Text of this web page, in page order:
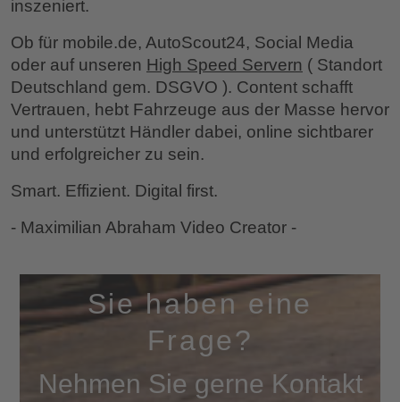
inszeniert.
Ob für mobile.de, AutoScout24, Social Media
oder auf unseren High Speed Servern ( Standort
Deutschland gem. DSGVO ). Content schafft
Vertrauen, hebt Fahrzeuge aus der Masse hervor
und unterstützt Händler dabei, online sichtbarer
und erfolgreicher zu sein.
Smart. Effizient. Digital first.
- Maximilian Abraham Video Creator -
Sie haben eine
Frage?
Nehmen Sie gerne Kontakt